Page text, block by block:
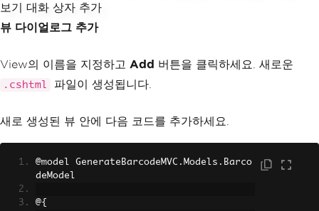
뷰 다이얼로그 추가
View의 이름을 지정하고 Add 버튼을 클릭하세요. 새로운
.cshtml 파일이 생성됩니다.
새로 생성된 뷰 안에 다음 코드를 추가하세요.
@model GenerateBarcodeMVC.Models.Barco
deModel
@{